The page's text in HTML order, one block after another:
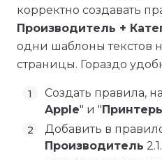
корректно создавать
Производитель +
одни шаблоны текстов
страницы. Гораздо
Создать правила,
Apple" и "
Добавить в
Производитель